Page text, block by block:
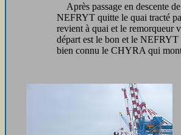
Après passage en descente
NEFRYT quitte le quai tracté
revient à quai et le remorqueur
départ est le bon et le
bien connu le CHYRA qui